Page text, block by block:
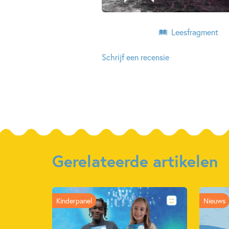
Leesfragment
Schrijf een recensie
Gerelateerde artikelen
Kinderpanel Nieuws